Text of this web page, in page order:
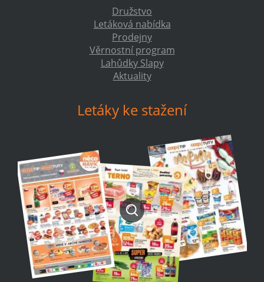
Družstvo
Letáková nabídka
Prodejny
Věrnostní program
Lahůdky Slapy
Aktuality
Letáky ke stažení